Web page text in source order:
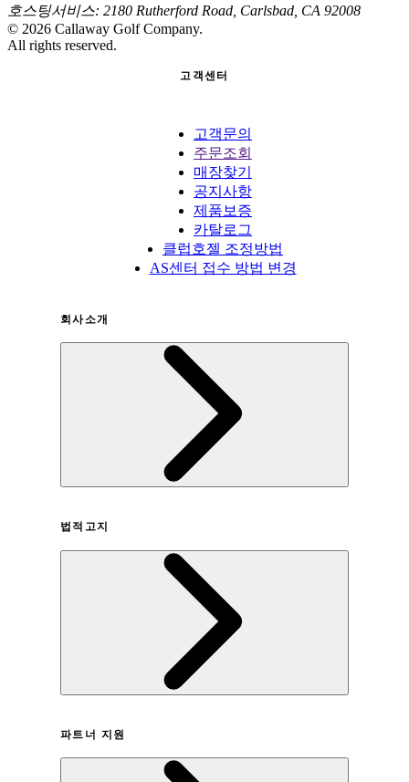
호스팅서비스: 2180 Rutherford Road, Carlsbad, CA 92008
© 2026 Callaway Golf Company.
All rights reserved.
고객센터
고객문의
주문조회
매장찾기
공지사항
제품보증
카탈로그
클럽호젤 조정방법
AS센터 접수 방법 변경
회사소개
법적고지
개인정보취급방침
파트너 지원